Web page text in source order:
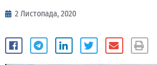
2 Листопада, 2020